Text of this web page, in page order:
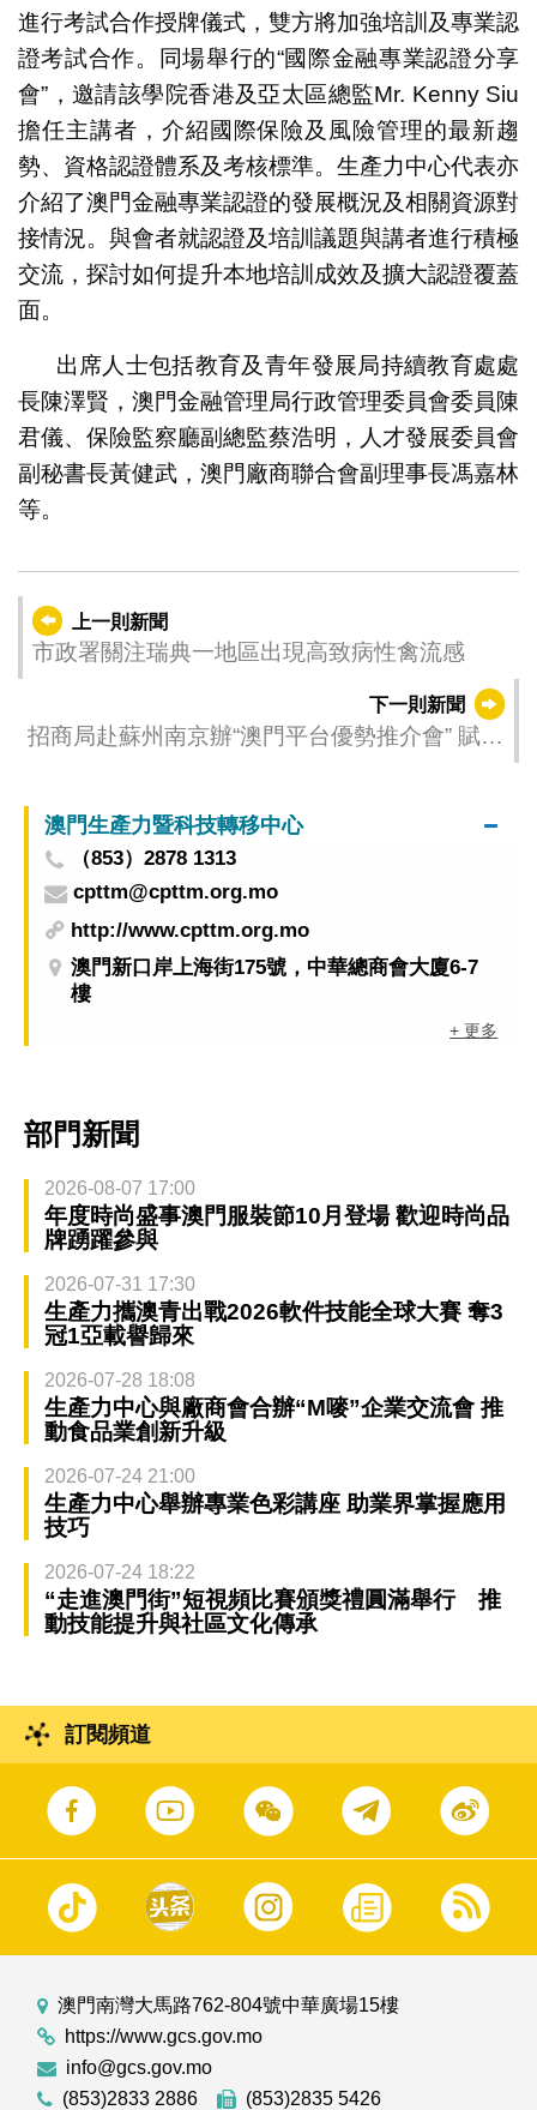
進行考試合作授牌儀式，雙方將加強培訓及專業認
證考試合作。同場舉行的“國際金融專業認證分享
會”，邀請該學院香港及亞太區總監Mr. Kenny Siu
擔任主講者，介紹國際保險及風險管理的最新趨
勢、資格認證體系及考核標準。生產力中心代表亦
介紹了澳門金融專業認證的發展概況及相關資源對
接情況。與會者就認證及培訓議題與講者進行積極
交流，探討如何提升本地培訓成效及擴大認證覆蓋
面。
出席人士包括教育及青年發展局持續教育處處
長陳澤賢，澳門金融管理局行政管理委員會委員陳
君儀、保險監察廳副總監蔡浩明，人才發展委員會
副秘書長黃健武，澳門廠商聯合會副理事長馮嘉林
等。
上一則新聞
市政署關注瑞典一地區出現高致病性禽流感
下一則新聞
招商局赴蘇州南京辦“澳門平台優勢推介會” 賦能
澳門生產力暨科技轉移中心
（853）2878 1313
cpttm@cpttm.org.mo
http://www.cpttm.org.mo
澳門新口岸上海街175號，中華總商會大廈6-7
樓
+ 更多
部門新聞
2026-08-07 17:00
年度時尚盛事澳門服裝節10月登場 歡迎時尚品
牌踴躍參與
2026-07-31 17:30
生產力攜澳青出戰2026軟件技能全球大賽 奪3
冠1亞載譽歸來
2026-07-28 18:08
生產力中心與廠商會合辦“M嘜”企業交流會 推
動食品業創新升級
2026-07-24 21:00
生產力中心舉辦專業色彩講座 助業界掌握應用
技巧
2026-07-24 18:22
“走進澳門街”短視頻比賽頒獎禮圓滿舉行 推
動技能提升與社區文化傳承
訂閱頻道
澳門南灣大馬路762-804號中華廣場15樓
https://www.gcs.gov.mo
info@gcs.gov.mo
(853)2833 2886
(853)2835 5426